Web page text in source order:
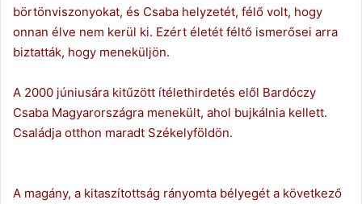
börtönviszonyokat, és Csaba helyzetét, félő volt, hogy
onnan élve nem kerül ki. Ezért életét féltő ismerősei arra
biztatták, hogy meneküljön.
A 2000 júniusára kitűzött ítélethirdetés elől Bardóczy
Csaba Magyarországra menekült, ahol bujkálnia kellett.
Családja otthon maradt Székelyföldön.
A magány, a kitaszítottság rányomta bélyegét a következő